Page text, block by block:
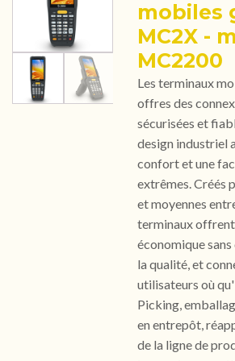
mobiles
MC2X -
MC2200
Les terminaux
offres des
sécurisées et
design industriel
confort et une
extrêmes. Créés
et moyennes
terminaux
économique
la qualité, et
utilisateurs où
Picking,
en entrepôt,
de la ligne de